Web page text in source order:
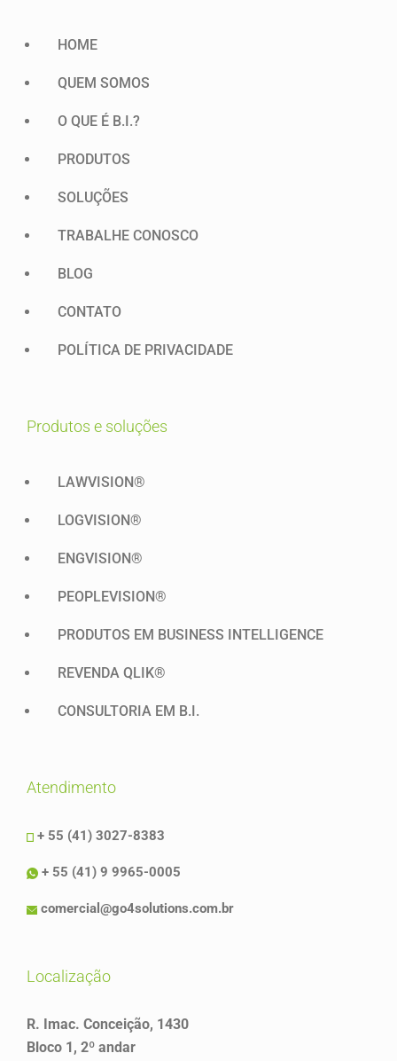
HOME
QUEM SOMOS
O QUE É B.I.?
PRODUTOS
SOLUÇÕES
TRABALHE CONOSCO
BLOG
CONTATO
POLÍTICA DE PRIVACIDADE
produtos e soluções
LAWVISION®
LOGVISION®
ENGVISION®
PEOPLEVISION®
PRODUTOS EM BUSINESS INTELLIGENCE
REVENDA QLIK®
CONSULTORIA EM B.I.
atendimento
+ 55 (41) 3027-8383
+ 55 (41) 9 9965-0005
comercial@go4solutions.com.br
localização
R. Imac. Conceição, 1430
Bloco 1, 2º andar